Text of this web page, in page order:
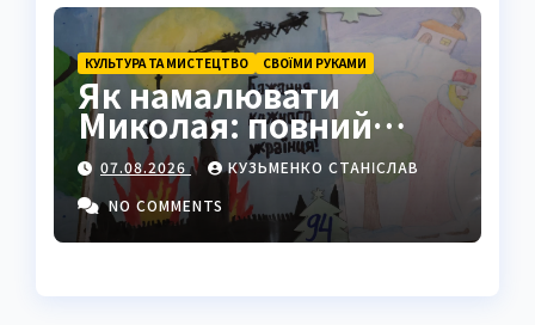
КУЛЬТУРА ТА МИСТЕЦТВО СВОЇМИ РУКАМИ
Як намалювати
Миколая: повний
покроковий гайд з
секретами майстрів
07.08.2026
КУЗЬМЕНКО СТАНІСЛАВ
NO COMMENTS